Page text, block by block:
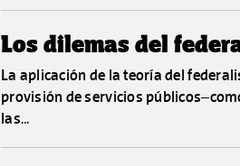
Los dilemas del
La aplicación de la teoría del
provisión de servicios
las...